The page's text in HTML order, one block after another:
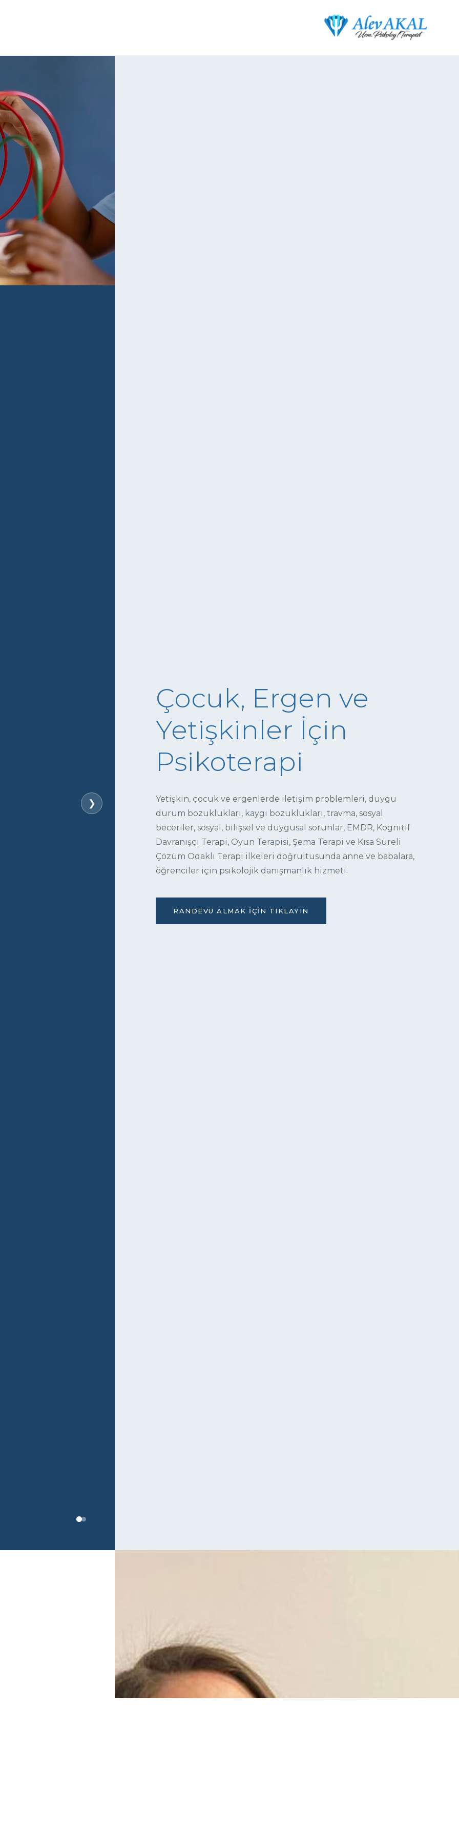
❯
Çocuk, Ergen ve
Yetişkinler İçin
Psikoterapi
Yetişkin, çocuk ve ergenlerde iletişim problemleri, duygu
durum bozuklukları, kaygı bozuklukları, travma, sosyal
beceriler, sosyal, bilişsel ve duygusal sorunlar, EMDR, Kognitif
Davranışçı Terapi, Oyun Terapisi, Şema Terapi ve Kısa Süreli
Çözüm Odaklı Terapi ilkeleri doğrultusunda anne ve babalara,
öğrenciler için psikolojik danışmanlık hizmeti.
RANDEVU ALMAK İÇIN TIKLAYIN